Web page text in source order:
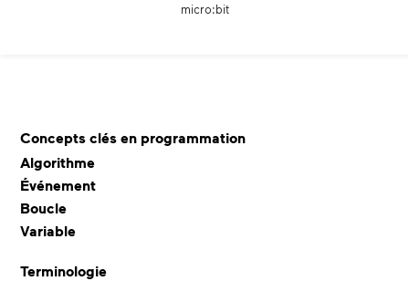
micro:bit
Concepts clés en programmation
Algorithme
Événement
Boucle
Variable
Terminologie